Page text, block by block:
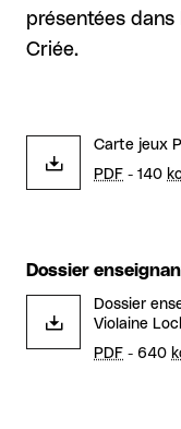
présentées
Criée.
Carte jeux
PDF - 140
Dossier
Dossier
Violaine
PDF - 640